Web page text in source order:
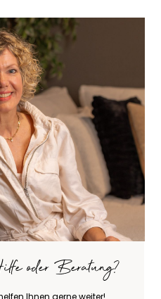
oder Beratung?
Ihnen gerne weiter!